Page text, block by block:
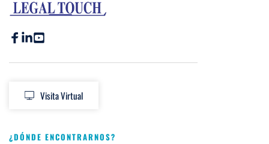
Visita Virtual
¿DÓNDE ENCONTRARNOS?